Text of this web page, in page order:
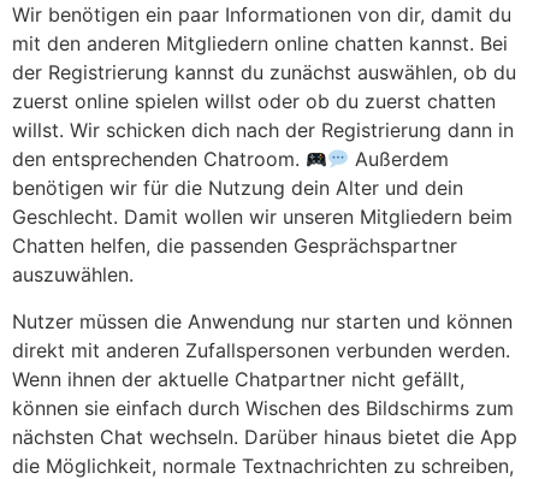
Wir benötigen ein paar Informationen von dir, damit du
mit den anderen Mitgliedern online chatten kannst. Bei
der Registrierung kannst du zunächst auswählen, ob du
zuerst online spielen willst oder ob du zuerst chatten
willst. Wir schicken dich nach der Registrierung dann in
den entsprechenden Chatroom.
Außerdem
benötigen wir für die Nutzung dein Alter und dein
Geschlecht. Damit wollen wir unseren Mitgliedern beim
Chatten helfen, die passenden Gesprächspartner
auszuwählen.
Nutzer müssen die Anwendung nur starten und können
direkt mit anderen Zufallspersonen verbunden werden.
Wenn ihnen der aktuelle Chatpartner nicht gefällt,
können sie einfach durch Wischen des Bildschirms zum
nächsten Chat wechseln. Darüber hinaus bietet die App
die Möglichkeit, normale Textnachrichten zu schreiben,